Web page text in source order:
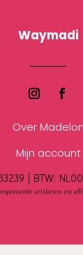
Waymadi
Over Madelon
Mijn account
| BTW:
artikelen en